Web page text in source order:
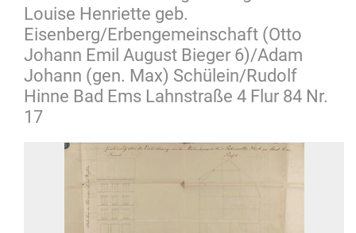
Louise Henriette geb.
Eisenberg/Erbengemeinschaft (Otto
Johann Emil August Bieger 6)/Adam
Johann (gen. Max) Schülein/Rudolf
Hinne Bad Ems Lahnstraße 4 Flur 84 Nr.
17